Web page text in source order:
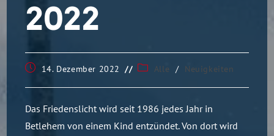
2022
14. Dezember 2022 Alle / Neuigkeiten
Das Friedenslicht wird seit 1986 jedes Jahr in
Betlehem von einem Kind entzündet. Von dort wird